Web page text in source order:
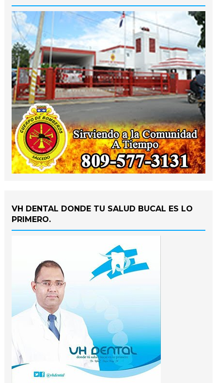
VH DENTAL DONDE TU SALUD BUCAL ES LO
PRIMERO.